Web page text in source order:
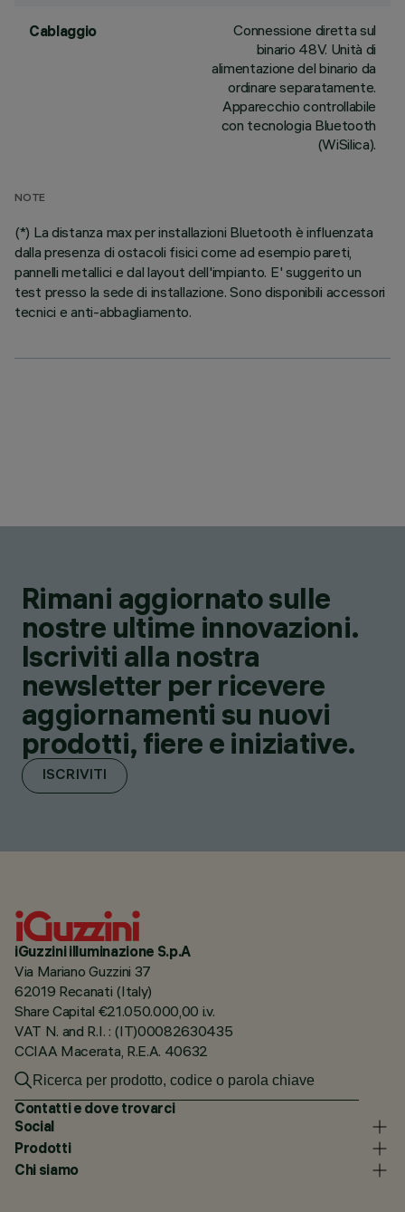
Cablaggio
Connessione diretta sul
binario 48V. Unità di
alimentazione del binario da
ordinare separatamente.
Apparecchio controllabile
con tecnologia Bluetooth
(WiSilica).
NOTE
(*) La distanza max per installazioni Bluetooth è influenzata
dalla presenza di ostacoli fisici come ad esempio pareti,
pannelli metallici e dal layout dell'impianto. E' suggerito un
test presso la sede di installazione. Sono disponibili accessori
tecnici e anti-abbagliamento.
Rimani aggiornato sulle
nostre ultime innovazioni.
Iscriviti alla nostra
newsletter per ricevere
aggiornamenti su nuovi
prodotti, fiere e iniziative.
ISCRIVITI
iGuzzini illuminazione S.p.A
Via Mariano Guzzini 37
62019 Recanati (Italy)
Share Capital €21.050.000,00 i.v.
VAT N. and R.I. : (IT)00082630435
CCIAA Macerata, R.E.A. 40632
Contatti e dove trovarci
Social
Prodotti
Chi siamo